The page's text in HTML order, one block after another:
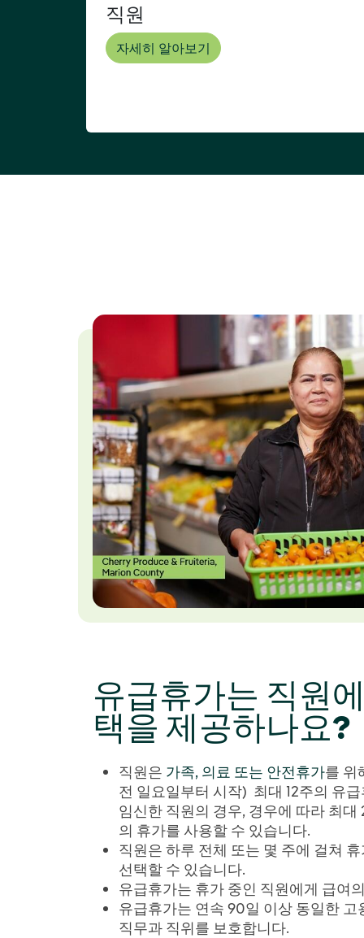
직원
자세히 알아보기
유급휴가는 직원
택을 제공하나요?
직원은 가족, 의료 또는 안전휴가를 위
전 일요일부터 시작) 최대 12주의 유
임신한 직원의 경우, 경우에 따라 최대
의 휴가를 사용할 수 있습니다.
직원은 하루 전체 또는 몇 주에 걸쳐
선택할 수 있습니다.
유급휴가는 휴가 중인 직원에게 급여
유급휴가는 연속 90일 이상 동일한
직무과 직위를 보호합니다.